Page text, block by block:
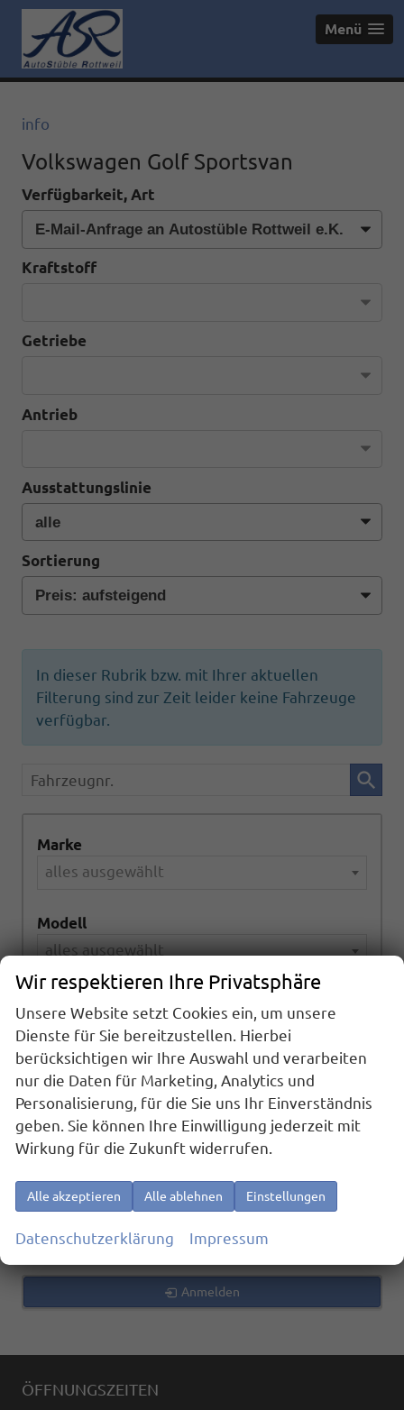
Menü
info
Volkswagen Golf Sportsvan
Verfügbarkeit, Art
Kraftstoff
Getriebe
Antrieb
Ausstattungslinie
Sortierung
In dieser Rubrik bzw. mit Ihrer aktuellen
Filterung sind zur Zeit leider keine Fahrzeuge
verfügbar.
Fahrzeugnr.
Marke
alles ausgewählt
Modell
alles ausgewählt
alles ausgewählt
Getriebeart
alles ausgewählt
992 Ergebnisse anzeigen
Anmelden
ÖFFNUNGSZEITEN
Wir respektieren Ihre Privatsphäre
Unsere Website setzt Cookies ein, um unsere
Dienste für Sie bereitzustellen. Hierbei
berücksichtigen wir Ihre Auswahl und verarbeiten
nur die Daten für Marketing, Analytics und
Personalisierung, für die Sie uns Ihr Einverständnis
geben. Sie können Ihre Einwilligung jederzeit mit
Wirkung für die Zukunft widerrufen.
Alle akzeptieren Alle ablehnen Einstellungen
Datenschutzerklärung Impressum